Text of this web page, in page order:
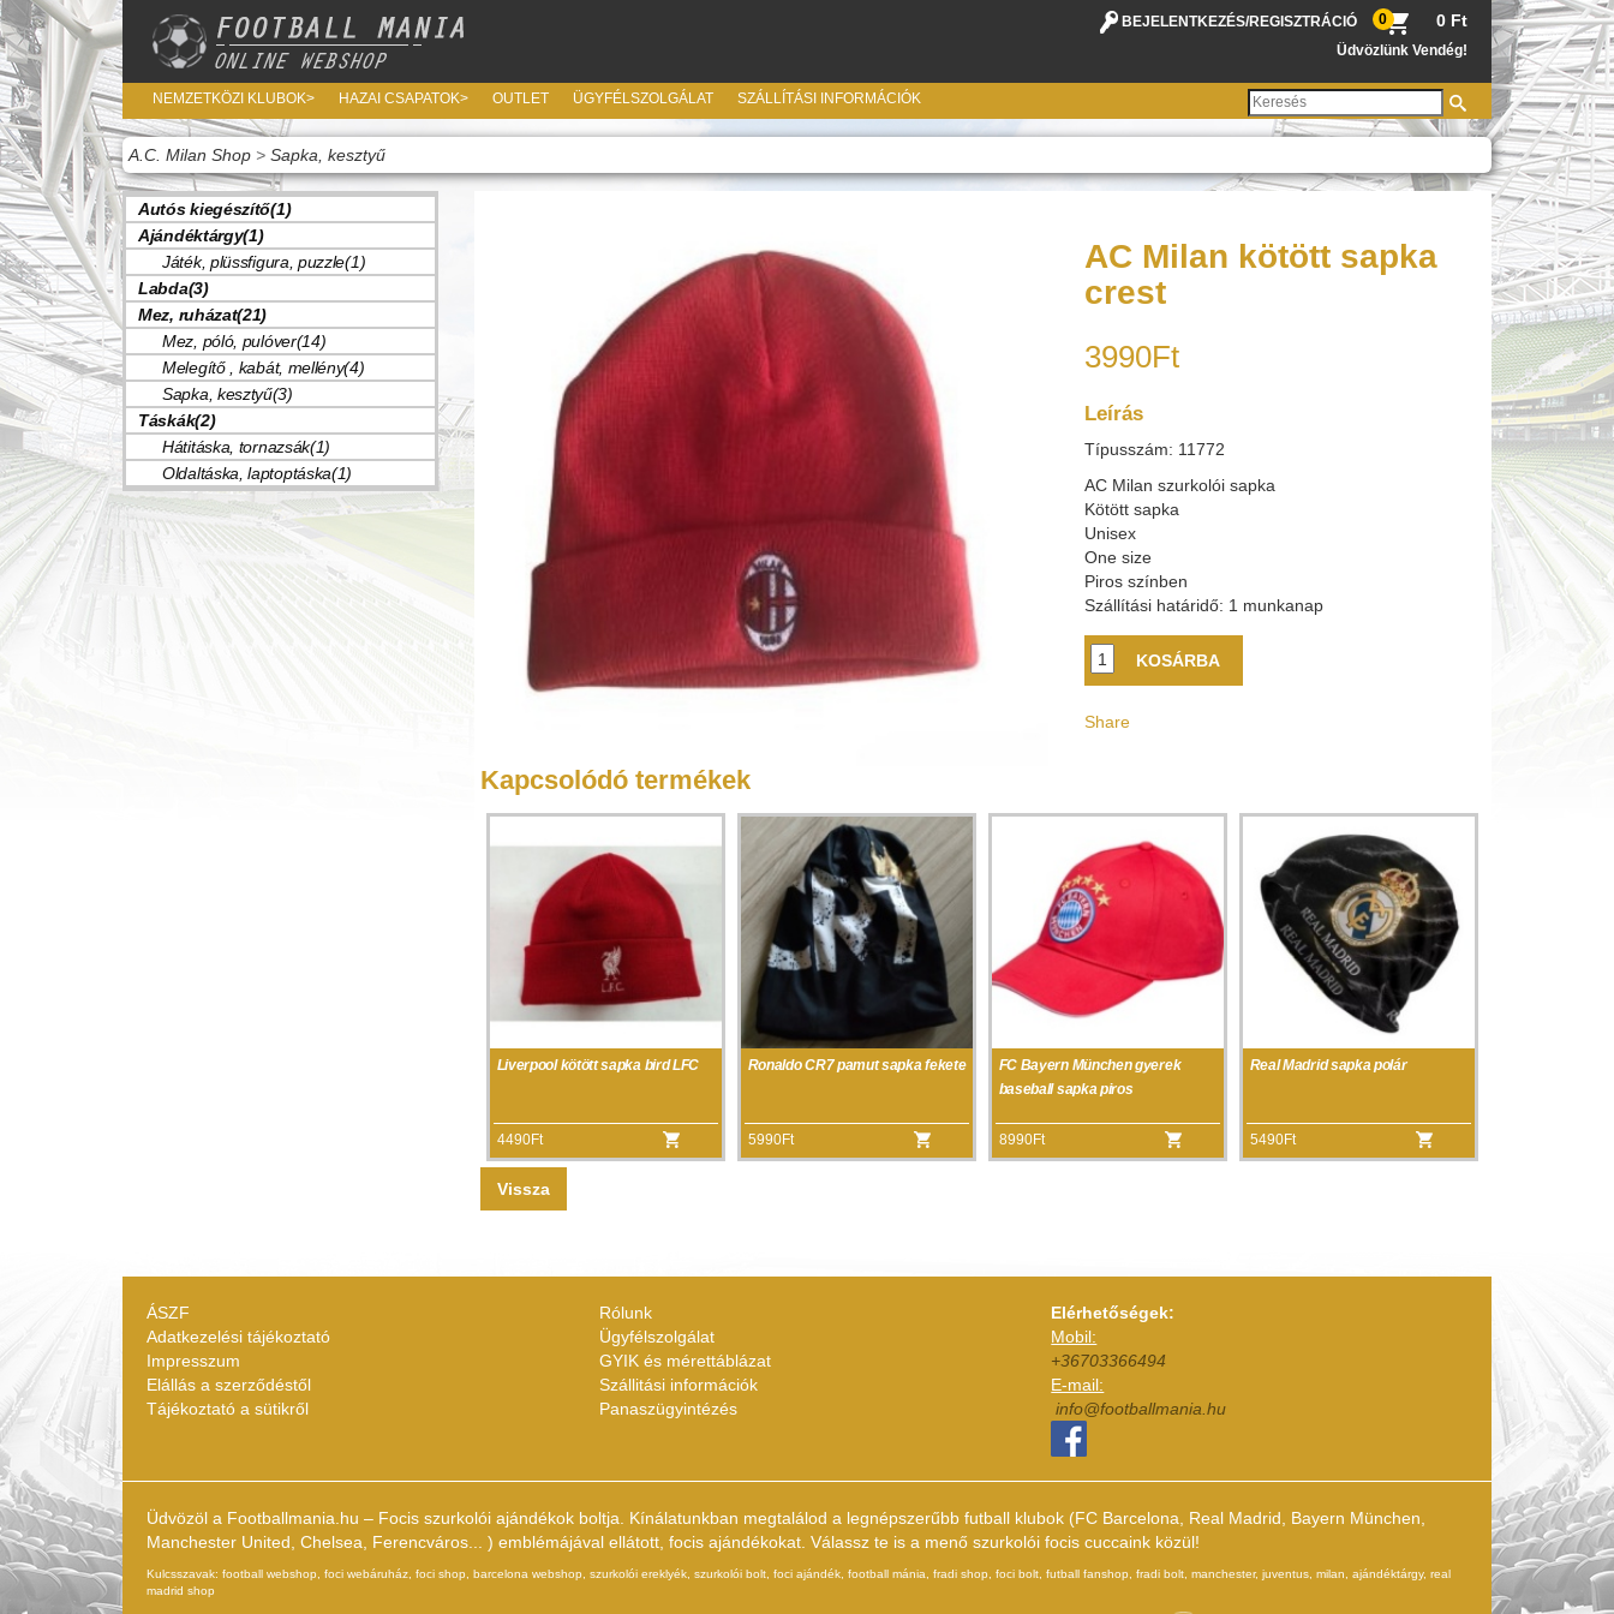
BEJELENTKEZÉS/REGISZTRÁCIÓ 0 0 Ft
Üdvözlünk Vendég!
NEMZETKÖZI KLUBOK> HAZAI CSAPATOK> OUTLET ÜGYFÉLSZOLGÁLAT SZÁLLÍTÁSI INFORMÁCIÓK
A.C. Milan Shop > Sapka, kesztyű
Autós kiegészítő(1)
Ajándéktárgy(1)
Játék, plüssfigura, puzzle(1)
Labda(3)
Mez, ruházat(21)
Mez, póló, pulóver(14)
Melegítő , kabát, mellény(4)
Sapka, kesztyű(3)
Táskák(2)
Hátitáska, tornazsák(1)
Oldaltáska, laptoptáska(1)
AC Milan kötött sapka
crest
3990Ft
Leírás
Típusszám: 11772
AC Milan szurkolói sapka
Kötött sapka
Unisex
One size
Piros színben
Szállítási határidő: 1 munkanap
Share
Kapcsolódó termékek
Liverpool kötött sapka bird LFC
4490Ft
Ronaldo CR7 pamut sapka fekete
5990Ft
FC Bayern München gyerek
baseball sapka piros
8990Ft
Real Madrid sapka polár
5490Ft
Vissza
ÁSZF
Adatkezelési tájékoztató
Impresszum
Elállás a szerződéstől
Tájékoztató a sütikről
Rólunk
Ügyfélszolgálat
GYIK és mérettáblázat
Szállitási információk
Panaszügyintézés
Elérhetőségek:
Mobil:
+36703366494
E-mail:
info@footballmania.hu
Üdvözöl a Footballmania.hu – Focis szurkolói ajándékok boltja. Kínálatunkban megtalálod a legnépszerűbb futball klubok (FC Barcelona, Real Madrid, Bayern München,
Manchester United, Chelsea, Ferencváros... ) emblémájával ellátott, focis ajándékokat. Válassz te is a menő szurkolói focis cuccaink közül!
Kulcsszavak: football webshop, foci webáruház, foci shop, barcelona webshop, szurkolói ereklyék, szurkolói bolt, foci ajándék, football mánia, fradi shop, foci bolt, futball fanshop, fradi bolt, manchester, juventus, milan, ajándéktárgy, real
madrid shop